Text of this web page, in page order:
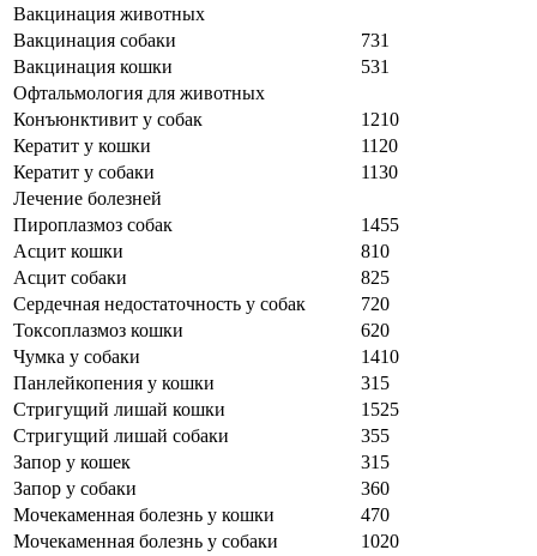
Вакцинация животных
Вакцинация собаки
731
Вакцинация кошки
531
Офтальмология для животных
Конъюнктивит у собак
1210
Кератит у кошки
1120
Кератит у собаки
1130
Лечение болезней
Пироплазмоз собак
1455
Асцит кошки
810
Асцит собаки
825
Сердечная недостаточность у собак
720
Токсоплазмоз кошки
620
Чумка у собаки
1410
Панлейкопения у кошки
315
Стригущий лишай кошки
1525
Стригущий лишай собаки
355
Запор у кошек
315
Запор у собаки
360
Мочекаменная болезнь у кошки
470
Мочекаменная болезнь у собаки
1020